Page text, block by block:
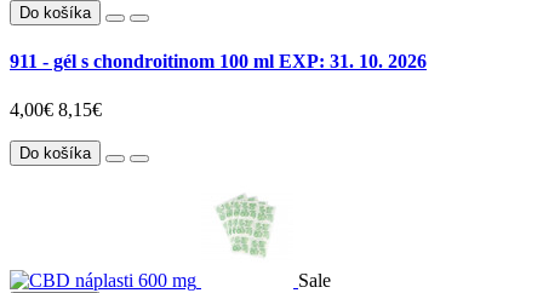
Do košíka
911 - gél s chondroitinom 100 ml EXP: 31. 10. 2026
4,00€ 8,15€
Do košíka
Sale